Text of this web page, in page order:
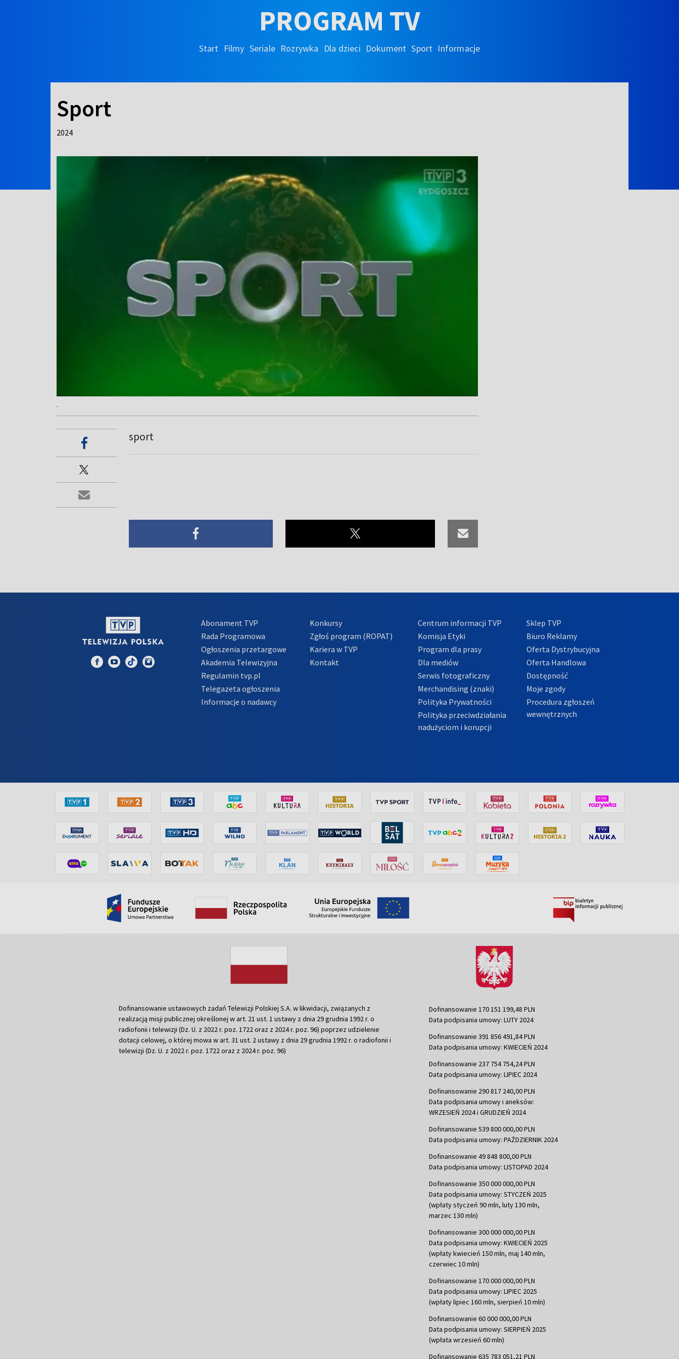
PROGRAM TV
Start Filmy Seriale Rozrywka Dla dzieci Dokument Sport Informacje
Sport
2024
.
sport
Abonament TVP
Rada Programowa
Ogłoszenia przetargowe
Akademia Telewizyjna
Regulamin tvp.pl
Telegazeta ogłoszenia
Informacje o nadawcy
Konkursy
Zgłoś program (ROPAT)
Kariera w TVP
Kontakt
Centrum informacji TVP
Komisja Etyki
Program dla prasy
Dla mediów
Serwis fotograficzny
Merchandising (znaki)
Polityka Prywatności
Polityka przeciwdziałania
nadużyciom i korupcji
Sklep TVP
Biuro Reklamy
Oferta Dystrybucyjna
Oferta Handlowa
Dostępność
Moje zgody
Procedura zgłoszeń
wewnętrznych
Dofinansowanie ustawowych zadań Telewizji Polskiej S.A. w likwidacji, związanych z
realizacją misji publicznej określonej w art. 21 ust. 1 ustawy z dnia 29 grudnia 1992 r. o
radiofonii i telewizji (Dz. U. z 2022 r. poz. 1722 oraz z 2024 r. poz. 96) poprzez udzielenie
dotacji celowej, o której mowa w art. 31 ust. 2 ustawy z dnia 29 grudnia 1992 r. o radiofonii i
telewizji (Dz. U. z 2022 r. poz. 1722 oraz z 2024 r. poz. 96)
Dofinansowanie 170 151 199,48 PLN
Data podpisania umowy: LUTY 2024
Dofinansowanie 391 856 491,84 PLN
Data podpisania umowy: KWIECIEŃ 2024
Dofinansowanie 237 754 754,24 PLN
Data podpisania umowy: LIPIEC 2024
Dofinansowanie 290 817 240,00 PLN
Data podpisania umowy i aneksów:
WRZESIEŃ 2024 i GRUDZIEŃ 2024
Dofinansowanie 539 800 000,00 PLN
Data podpisania umowy: PAŹDZIERNIK 2024
Dofinansowanie 49 848 800,00 PLN
Data podpisania umowy: LISTOPAD 2024
Dofinansowanie 350 000 000,00 PLN
Data podpisania umowy: STYCZEŃ 2025
(wpłaty styczeń 90 mln, luty 130 mln,
marzec 130 mln)
Dofinansowanie 300 000 000,00 PLN
Data podpisania umowy: KWIECIEŃ 2025
(wpłaty kwiecień 150 mln, maj 140 mln,
czerwiec 10 mln)
Dofinansowanie 170 000 000,00 PLN
Data podpisania umowy: LIPIEC 2025
(wpłaty lipiec 160 mln, sierpień 10 mln)
Dofinansowanie 60 000 000,00 PLN
Data podpisania umowy: SIERPIEŃ 2025
(wpłata wrzesień 60 mln)
Dofinansowanie 635 783 051,21 PLN